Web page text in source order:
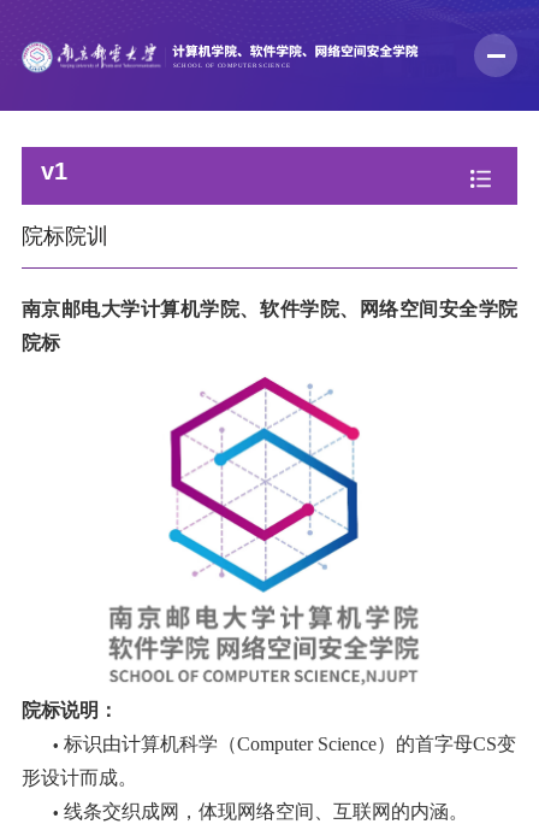
v1
院标院训
南京邮电大学计算机学院、软件学院、网络空间安全学院
院标
院标说明：
• 标识由计算机科学（Computer Science）的首字母CS变
形设计而成。
• 线条交织成网，体现网络空间、互联网的内涵。